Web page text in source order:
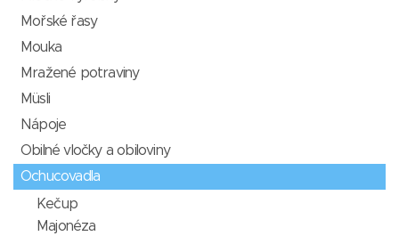
Mořské řasy
Mouka
Mražené potraviny
Müsli
Nápoje
Obilné vločky a obiloviny
Ochucovadla
Kečup
Majonéza